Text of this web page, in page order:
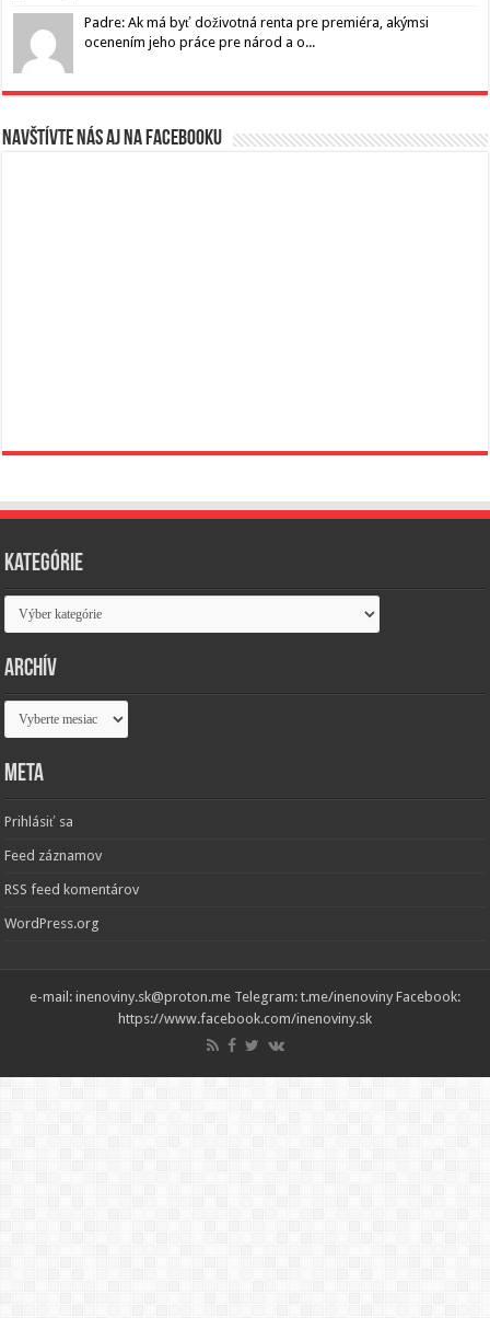
Padre: Ak má byť doživotná renta pre premiéra, akýmsi
ocenením jeho práce pre národ a o...
Navštívte nás aj na Facebooku
Kategórie
Kategórie
Archív
Archív
Meta
Prihlásiť sa
Feed záznamov
RSS feed komentárov
WordPress.org
e-mail: inenoviny.sk@proton.me Telegram: t.me/inenoviny Facebook:
https://www.facebook.com/inenoviny.sk